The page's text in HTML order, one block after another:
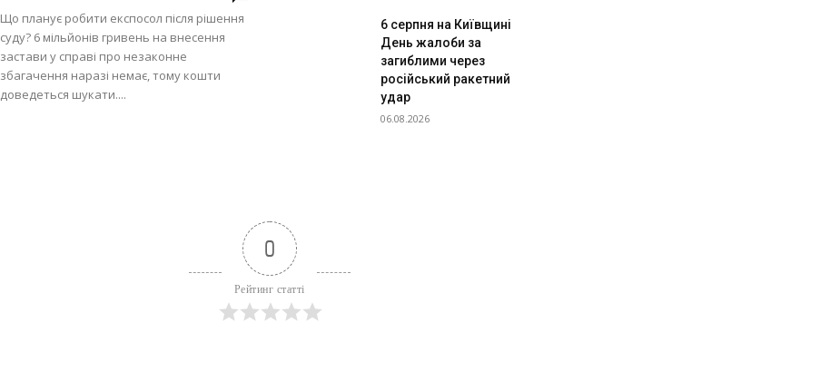
Що планує робити експосол після рішення
суду? 6 мільйонів гривень на внесення
застави у справі про незаконне
збагачення наразі немає, тому кошти
доведеться шукати....
6 серпня на Київщині
День жалоби за
загиблими через
російський ракетний
удар
06.08.2026
0
Рейтинг статті